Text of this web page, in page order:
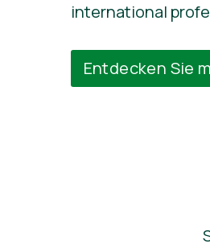
international
Entdecken Sie